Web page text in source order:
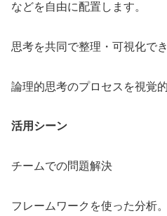
などを自由に配置します。
思考を共同で整理・可視化でき
論理的思考のプロセスを視覚
活用シーン
チームでの問題解決
フレームワークを使った分析。